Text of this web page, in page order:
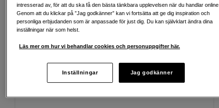
Passande tillbehör Se fler tillbehör
intresserad av, för att du ska få den bästa tänkbara upplevelsen när du handlar
Genom att du klickar på ”Jag godkänner” kan vi fortsätta att ge dig inspiration och
personliga erbjudanden som är anpassade för just dig. Du kan självklart ändra dina
inställningar när som helst.
Läs mer om hur vi behandlar cookies och personuppgifter här.
Inställningar Jag godkänner